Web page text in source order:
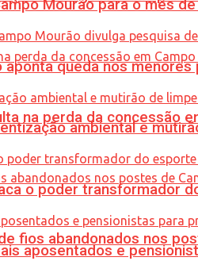
na perda da concessão
fios abandonados nos
Mourão para o mês
aponta queda nos
ambiental e
o poder transformador
aposentados e